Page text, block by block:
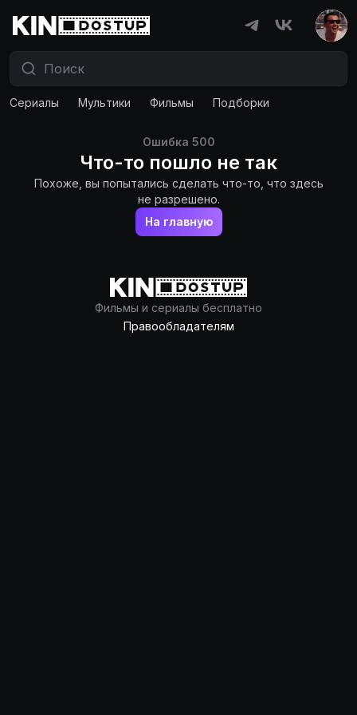
Сериалы Мультики Фильмы Подборки
Ошибка 500
Что-то пошло не так
Похоже, вы попытались сделать что-то, что здесь
не разрешено.
На главную
Фильмы и сериалы бесплатно
Правообладателям